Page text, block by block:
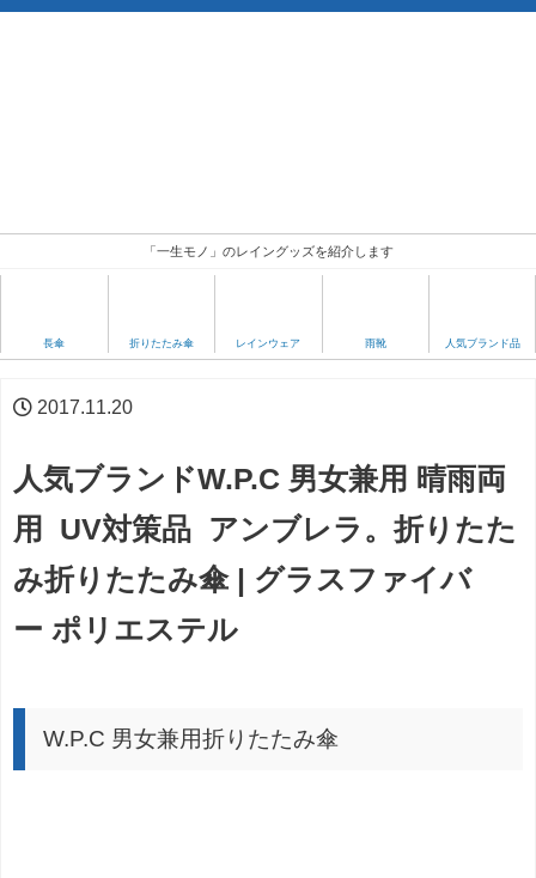
「一生モノ」のレイングッズを紹介します
長傘 折りたたみ傘 レインウェア 雨靴 人気ブランド品
2017.11.20
人気ブランドW.P.C 男女兼用 晴雨両
用 UV対策品 アンブレラ。折りたた
み折りたたみ傘 | グラスファイバ
ー ポリエステル
W.P.C 男女兼用折りたたみ傘